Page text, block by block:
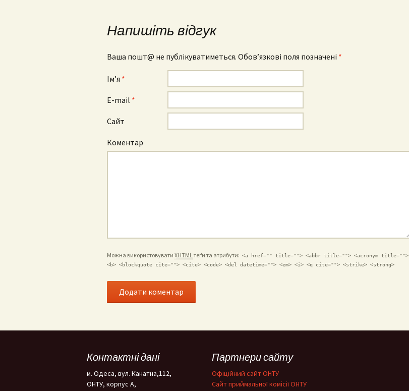
Напишіть відгук
Ваша пошт@ не публікуватиметься. Обов’язкові поля позначені *
Ім’я *
E-mail *
Сайт
Коментар
Можна використовувати XHTMLтеґи та атрибути: <a href="" title=""> <abbr title=""> <acronym title="">
<b> <blockquote cite=""> <cite> <code> <del datetime=""> <em> <i> <q cite=""> <strike> <strong>
Контактні дані
м. Одеса, вул. Канатна,112,
ОНТУ, корпус А,
Партнери сайту
Офіційний сайт ОНТУ
Cайт приймальної комісії ОНТУ